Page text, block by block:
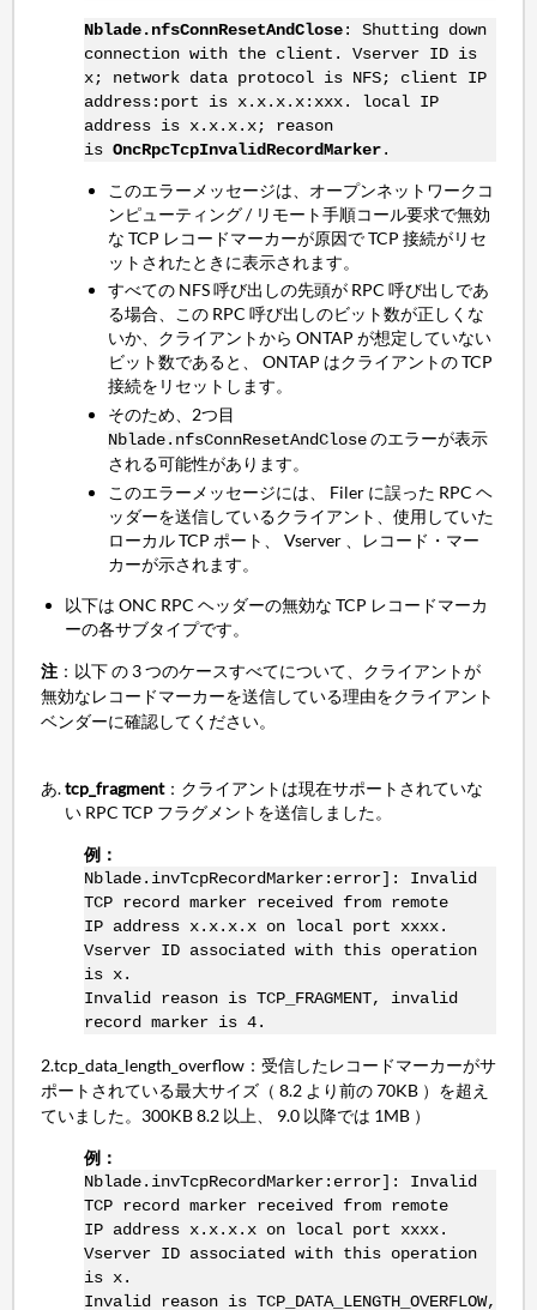
Nblade.nfsConnResetAndClose: Shutting down
connection with the client. Vserver ID is
x; network data protocol is NFS; client IP
address:port is x.x.x.x:xxx. local IP
address is x.x.x.x; reason
is OncRpcTcpInvalidRecordMarker.
このエラーメッセージは、オープンネットワークコ
ンピューティング / リモート手順コール要求で無効
な TCP レコードマーカーが原因で TCP 接続がリセ
ットされたときに表示されます。
すべての NFS 呼び出しの先頭が RPC 呼び出しであ
る場合、この RPC 呼び出しのビット数が正しくな
いか、クライアントから ONTAP が想定していない
ビット数であると、 ONTAP はクライアントの TCP
接続をリセットします。
そのため、2つ目
Nblade.nfsConnResetAndCloseのエラーが表示
される可能性があります。
このエラーメッセージには、 Filer に誤った RPC ヘ
ッダーを送信しているクライアント、使用していた
ローカル TCP ポート、 Vserver 、レコード・マー
カーが示されます。
以下は ONC RPC ヘッダーの無効な TCP レコードマーカ
ーの各サブタイプです。
注：以下の 3 つのケースすべてについて、クライアントが
無効なレコードマーカーを送信している理由をクライアント
ベンダーに確認してください。
tcp_fragment：クライアントは現在サポートされていな
い RPC TCP フラグメントを送信しました。
例：
Nblade.invTcpRecordMarker:error]: Invalid
TCP record marker received from remote
IP address x.x.x.x on local port xxxx.
Vserver ID associated with this operation
is x.
Invalid reason is TCP_FRAGMENT, invalid
record marker is 4.
2.tcp_data_length_overflow：受信したレコードマーカーがサ
ポートされている最大サイズ（ 8.2 より前の 70KB ）を超え
ていました。300KB 8.2 以上、 9.0 以降では 1MB ）
例：
Nblade.invTcpRecordMarker:error]: Invalid
TCP record marker received from remote
IP address x.x.x.x on local port xxxx.
Vserver ID associated with this operation
is x.
Invalid reason is TCP_DATA_LENGTH_OVERFLOW,